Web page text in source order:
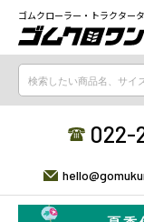
ゴムクローラー・トラクター
022-